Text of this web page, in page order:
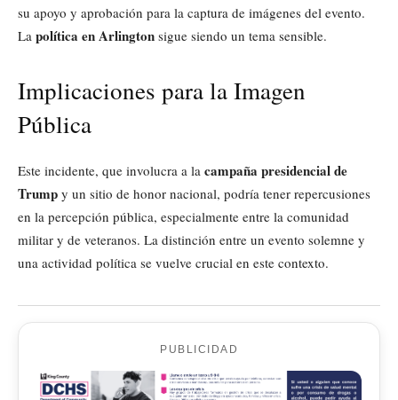
su apoyo y aprobación para la captura de imágenes del evento.
La política en Arlington sigue siendo un tema sensible.
Implicaciones para la Imagen
Pública
Este incidente, que involucra a la campaña presidencial de
Trump y un sitio de honor nacional, podría tener repercusiones
en la percepción pública, especialmente entre la comunidad
militar y de veteranos. La distinción entre un evento solemne y
una actividad política se vuelve crucial en este contexto.
PUBLICIDAD